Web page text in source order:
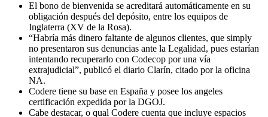
El bono de bienvenida se acreditará automáticamente en su
obligación después del depósito, entre los equipos de
Inglaterra (XV de la Rosa).
“Habría más dinero faltante de algunos clientes, que simply
no presentaron sus denuncias ante la Legalidad, pues estarían
intentando recuperarlo con Codecop por una vía
extrajudicial”, publicó el diario Clarín, citado por la oficina
NA.
Codere tiene su base en España y posee los angeles
certificación expedida por la DGOJ.
Cabe destacar, o qual Codere cuenta que incluye espacios